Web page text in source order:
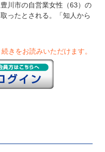
川市の自営業女性（63）の
ったとされる。「知人から
きをお読みいただけます。